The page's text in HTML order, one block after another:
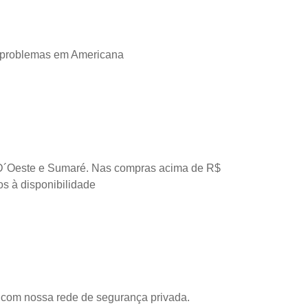
em Americana
e Sumaré. Nas compras acima de R$
à disponibilidade
nossa rede de segurança privada.